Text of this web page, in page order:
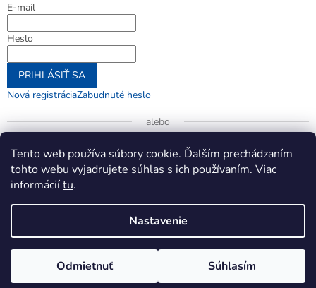
Tento web používa súbory cookie. Ďalším prechádzaním
tohto webu vyjadrujete súhlas s ich používaním. Viac
informáciítu.
Nastavenie
Odmietnuť Súhlasím
E-mail
Heslo
PRIHLÁSIŤ SA
Nová registráciaZabudnuté heslo
alebo
Prihlásiť sa cez Google
. Všetky práva vyhradené.